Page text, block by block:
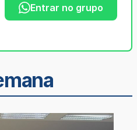
Entrar no grupo